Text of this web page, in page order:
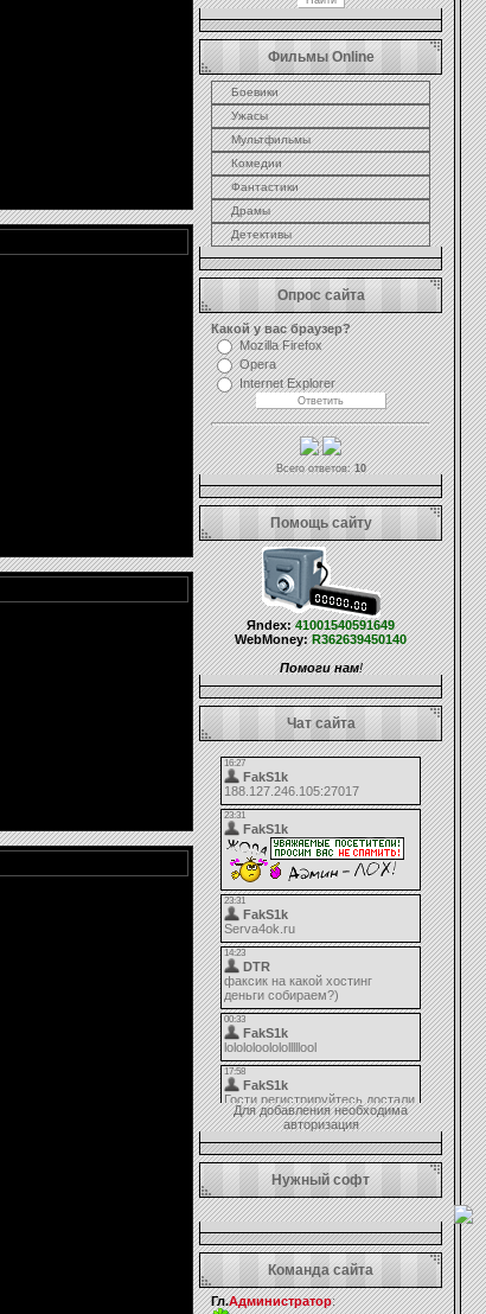
Фильмы Online
Боевики
Ужасы
Мультфильмы
Комедии
Фантастики
Драмы
Детективы
Опрос сайта
Какой у вас браузер?
Mozilla Firefox
Opera
Internet Explorer
Всего ответов:10
Помощь сайту
Яndex:41001540591649
WebMoney:R362639450140
Помоги нам!
Чат сайта
Для добавления необходима
авторизация
Нужный софт
Команда сайта
Гл.Администратор: